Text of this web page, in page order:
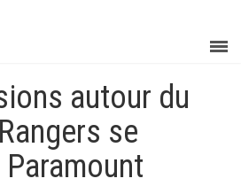
autour du
se